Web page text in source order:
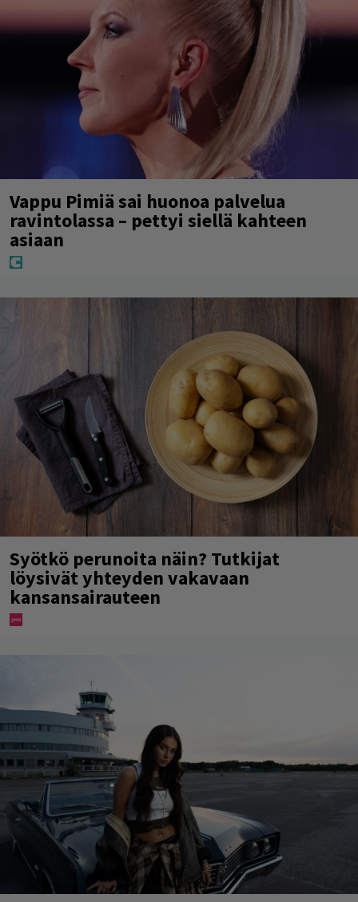
Vappu Pimiä sai huonoa palvelua
ravintolassa – pettyi siellä kahteen
asiaan
Syötkö perunoita näin? Tutkijat
löysivät yhteyden vakavaan
kansansairauteen